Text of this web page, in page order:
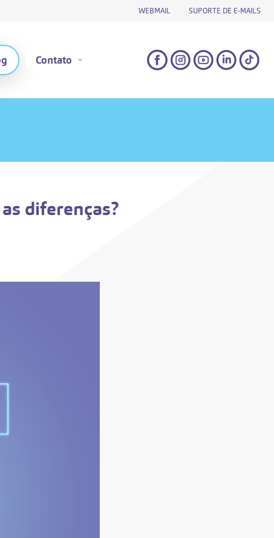
WEBMAIL SUPORTE DE E-MAILS
Contato
diferenças?